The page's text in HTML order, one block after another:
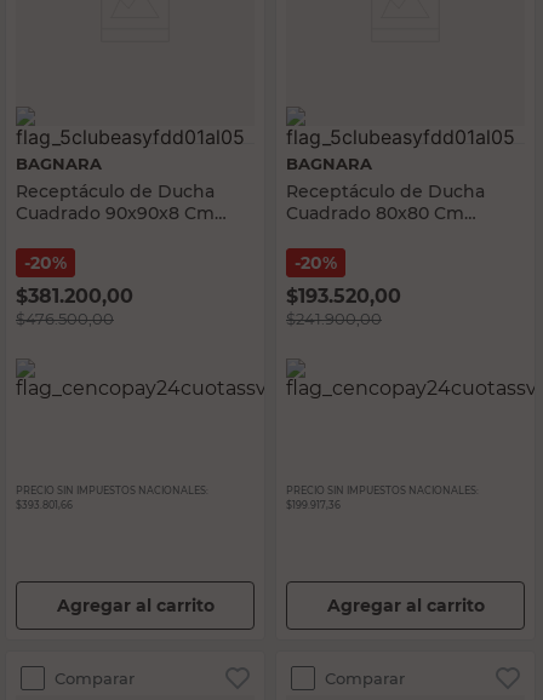
BAGNARA
Receptáculo de Ducha
Cuadrado 90x90x8 Cm
20%
$381.200,00
$476.500,00
PRECIO SIN IMPUESTOS NACIONALES:
$393.801,66
Agregar al carrito
BAGNARA
Receptáculo de Ducha
Cuadrado 80x80 Cm
20%
$193.520,00
$241.900,00
PRECIO SIN IMPUESTOS NACIONALES:
$199.917,36
Agregar al carrito
Comparar Comparar